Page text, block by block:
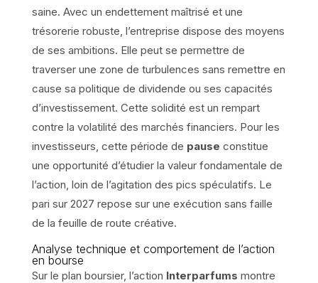
saine. Avec un endettement maîtrisé et une
trésorerie robuste, l’entreprise dispose des moyens
de ses ambitions. Elle peut se permettre de
traverser une zone de turbulences sans remettre en
cause sa politique de dividende ou ses capacités
d’investissement. Cette solidité est un rempart
contre la volatilité des marchés financiers. Pour les
investisseurs, cette période de pause constitue
une opportunité d’étudier la valeur fondamentale de
l’action, loin de l’agitation des pics spéculatifs. Le
pari sur 2027 repose sur une exécution sans faille
de la feuille de route créative.
Analyse technique et comportement de l’action
en bourse
Sur le plan boursier, l’action Interparfums montre